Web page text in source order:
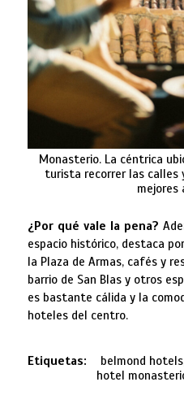
Monasterio. La céntrica
turista recorrer las calles
mejores
¿Por qué vale la pena?
espacio histórico, destaca
la Plaza de Armas, cafés y
barrio de San Blas y otros
es bastante cálida y la
hoteles del centro.
Etiquetas:
belmond
hotel